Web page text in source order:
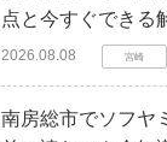
点と今すぐできる
2026.08.08 宮崎
南房総市でソフヤ